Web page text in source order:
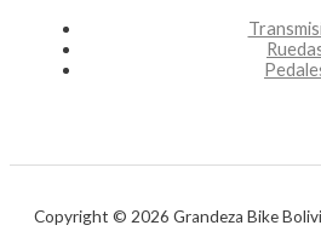
Copyright © 2026 Grandeza Bike